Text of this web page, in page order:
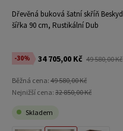
Dřevěná buková šatní skříň Beskyd
šířka 90 cm, Rustikální Dub
-30% 34 705,00 Kč 49 580,00 Kč
Běžná cena: 49 580,00 Kč
Nejnižší cena: 32 850,00 Kč
Skladem